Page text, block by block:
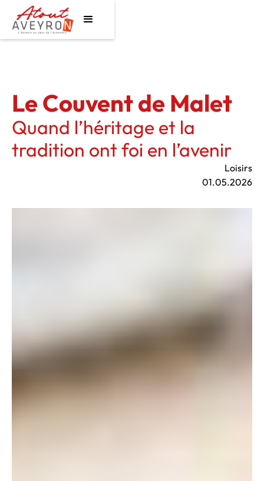
Le Couvent de Malet
Quand l’héritage et la
tradition ont foi en l’avenir
Loisirs
01.05.2026